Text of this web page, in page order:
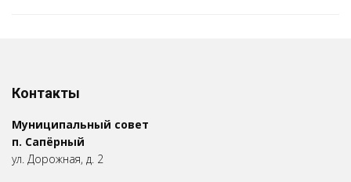
Контакты
Муниципальный совет
п. Сапёрный
ул. Дорожная, д. 2